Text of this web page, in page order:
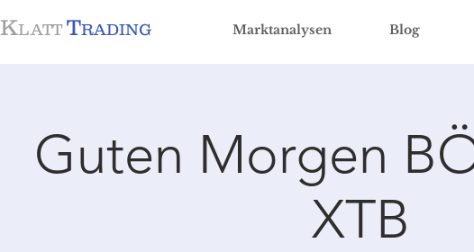
KLATT TRADING Marktanalysen Blog
Guten Morgen
XTB